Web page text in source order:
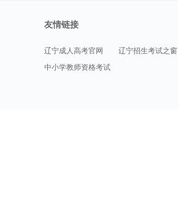
友情链接
辽宁成人高考官网
辽宁招生考试之窗
中小学教师资格考试